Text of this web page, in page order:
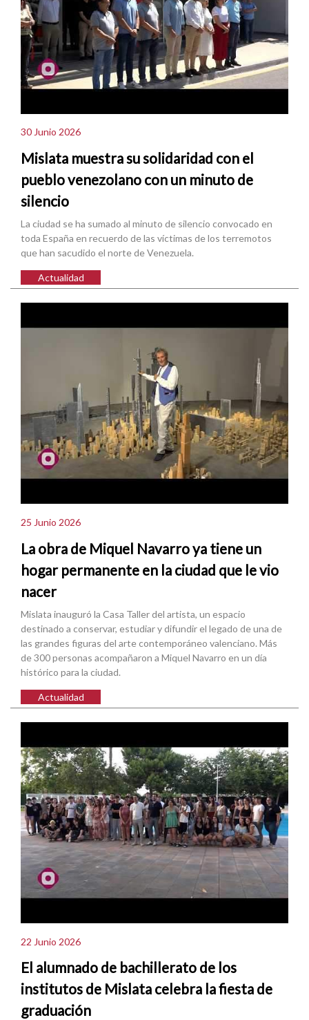
30 Junio 2026
Mislata muestra su solidaridad con el
pueblo venezolano con un minuto de
silencio
La ciudad se ha sumado al minuto de silencio convocado en
toda España en recuerdo de las víctimas de los terremotos
que han sacudido el norte de Venezuela.
Actualidad
25 Junio 2026
La obra de Miquel Navarro ya tiene un
hogar permanente en la ciudad que le vio
nacer
Mislata inauguró la Casa Taller del artista, un espacio
destinado a conservar, estudiar y difundir el legado de una de
las grandes figuras del arte contemporáneo valenciano. Más
de 300 personas acompañaron a Miquel Navarro en un día
histórico para la ciudad.
Actualidad
22 Junio 2026
El alumnado de bachillerato de los
institutos de Mislata celebra la fiesta de
graduación